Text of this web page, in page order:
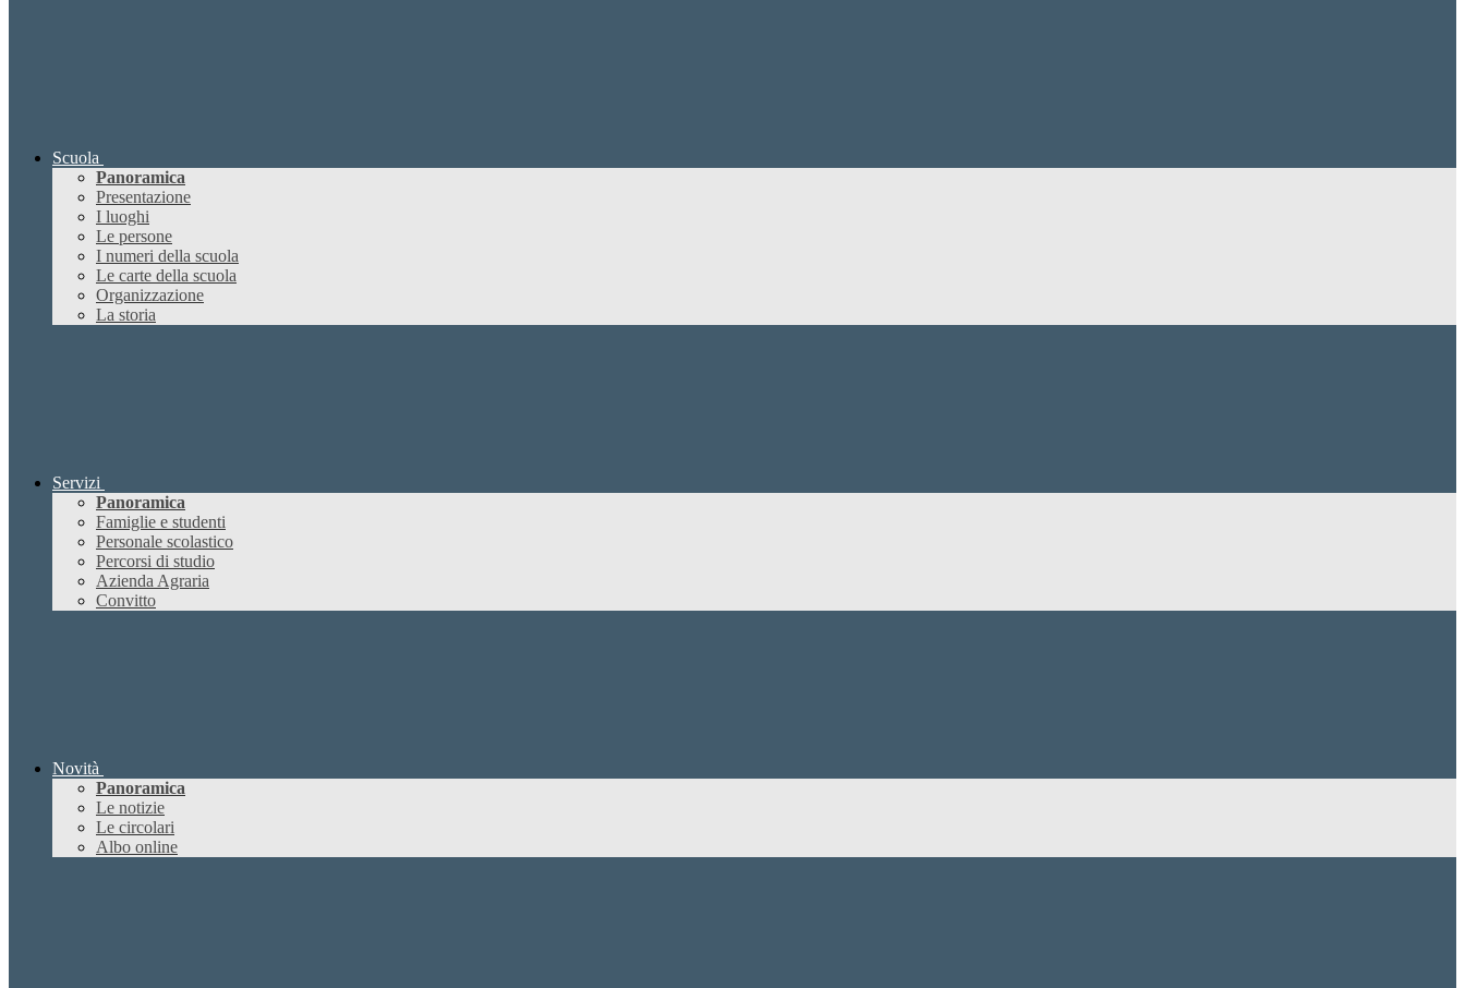
Scuola
Panoramica
Presentazione
I luoghi
Le persone
I numeri della scuola
Le carte della scuola
Organizzazione
La storia
Servizi
Panoramica
Famiglie e studenti
Personale scolastico
Percorsi di studio
Azienda Agraria
Convitto
Novità
Panoramica
Le notizie
Le circolari
Albo online